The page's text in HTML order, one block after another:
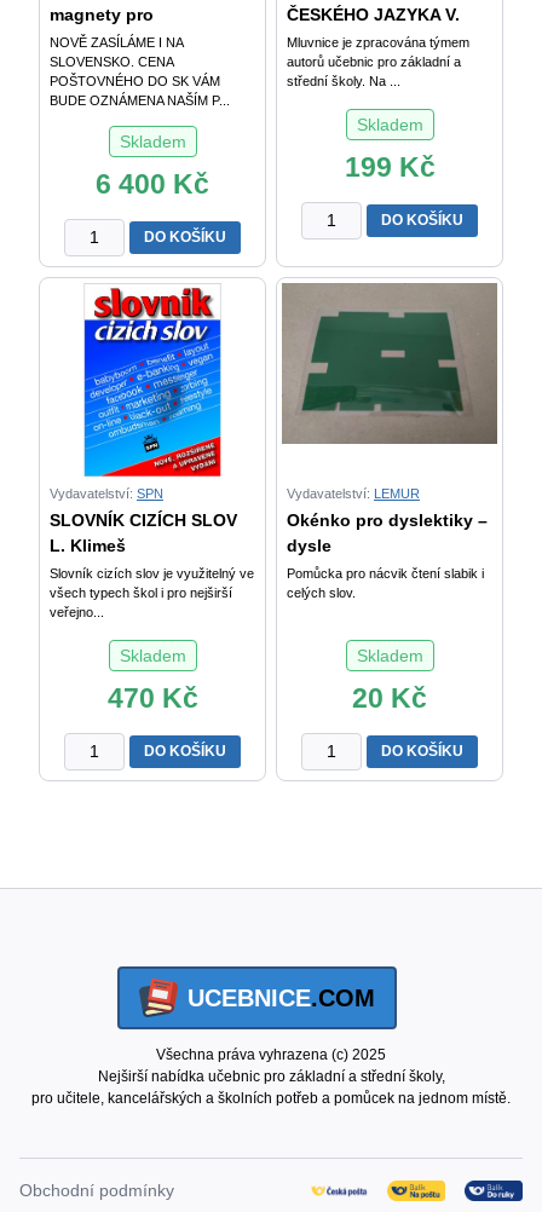
magnety pro
NOVĚ ZASÍLÁME I NA
SLOVENSKO. CENA
POŠTOVNÉHO DO SK VÁM
BUDE OZNÁMENA NAŠÍM P...
Skladem
6 400 Kč
Demonstrační
obrázky
s
magnety
množství
DO KOŠÍKU
ČESKÉHO JAZYKA V.
Mluvnice je zpracována týmem
autorů učebnic pro základní a
střední školy. Na ...
Skladem
199 Kč
ZÁKLADNÍ
MLUVNICE
ČESKÉHO
Styblík
kol.
množství
DO KOŠÍKU
Vydavatelství: SPN
SLOVNÍK CIZÍCH SLOV
L. Klimeš
Slovník cizích slov je využitelný ve
všech typech škol i pro nejširší
veřejno...
Skladem
470 Kč
SLOVNÍK
CIZÍCH
DO KOŠÍKU
Vydavatelství: LEMUR
Okénko pro dyslektiky –
dysle
Pomůcka pro nácvik čtení slabik i
celých slov.
Skladem
20 Kč
Okénko
pro
DO KOŠÍKU
UCEBNICE.COM
Všechna práva vyhrazena (c) 2025
Nejširší nabídka učebnic pro základní a střední školy,
pro učitele, kancelářských a školních potřeb a pomůcek na jednom místě.
Obchodní podmínky